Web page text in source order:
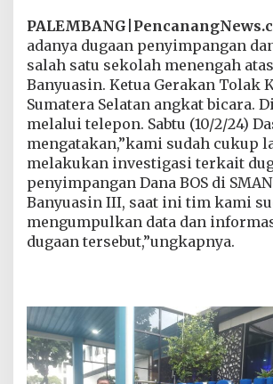
a
a
n
P
e
n
y
m
p
a
n
g
a
n
a
B
O
S
PALEMBANG
adanya dugaan penyimpangan
salah satu sekolah menengah
Banyuasin. Ketua Gerakan Tolak
Sumatera Selatan angkat bicara.
melalui telepon. Sabtu (10/2/24)
mengatakan,”kami sudah cukup
melakukan investigasi terkait
penyimpangan Dana BOS di
Banyuasin III, saat ini tim kami
mengumpulkan data dan
dugaan tersebut,”ungkapnya.